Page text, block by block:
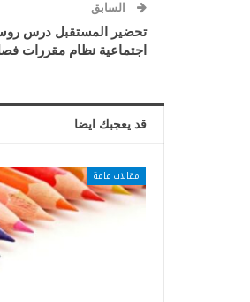
السابق
تحضير المستقبل درس
اجتماعية نظام مقررات فصل
قد يعجبك ايضا
مقالات عامة